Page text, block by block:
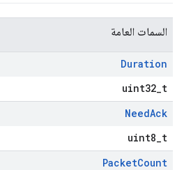
السمات العامة
Duration
uint32_t
NeedAck
uint8_t
PacketCount